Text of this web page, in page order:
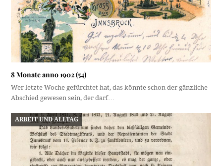
8 Monate anno 1902 (54)
Wer letzte Woche gefürchtet hat, das könnte schon der gänzliche
Abschied gewesen sein, der darf…
ARBEIT UND ALLTAG